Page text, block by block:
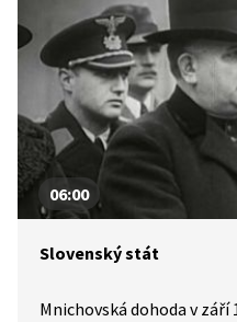
06:00
Slovenský stát
Mnichovská dohoda v